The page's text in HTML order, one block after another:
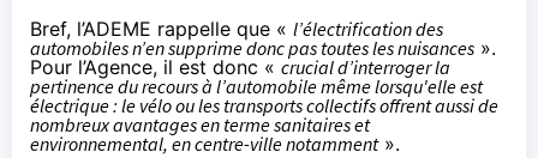
Bref, l’ADEME rappelle que « l’électrification des
automobiles n’en supprime donc pas toutes les nuisances ».
Pour l’Agence, il est donc « crucial d’interroger la
pertinence du recours à l’automobile même lorsqu'elle est
électrique : le vélo ou les transports collectifs offrent aussi de
nombreux avantages en terme sanitaires et
environnemental, en centre-ville notamment».